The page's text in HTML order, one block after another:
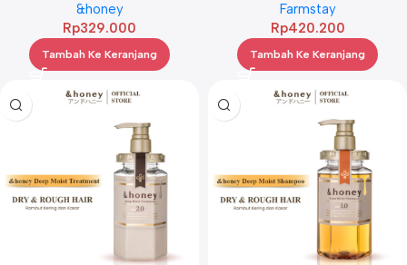
3.0 100ml
&honey
Rp329.000
Tambah Ke Keranjang
CALMING MULTI BALM 10G
Farmstay
Rp420.200
Tambah Ke Keranjang